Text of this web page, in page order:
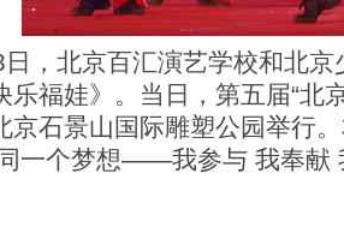
日，北京百汇演艺学校和北
乐福娃》。当日，第五届“北
京石景山国际雕塑公园举行
一个梦想――我参与 我奉献